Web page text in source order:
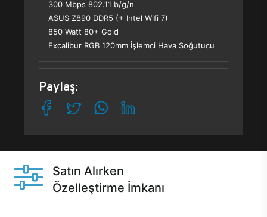
300 Mbps 802.11 b/g/n
ASUS Z890 DDR5 (+ Intel Wifi 7)
850 Watt 80+ Gold
Excalibur RGB 120mm İşlemci Hava Soğutucu
Paylaş:
Satın Alırken
Özelleştirme İmkanı